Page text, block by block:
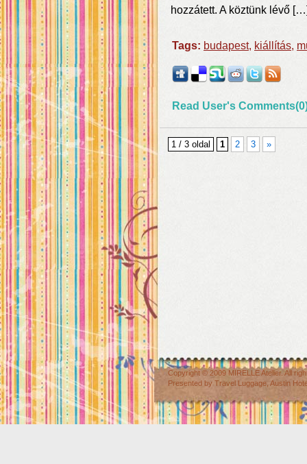
hozzátett. A köztünk lévő
Tags: budapest, kiállítás,
Read User's
1 / 3 oldal 1 2 3 »
Copyright © 2009 MIRELLE Atelier. All
Presented by Travel Luggage Austin